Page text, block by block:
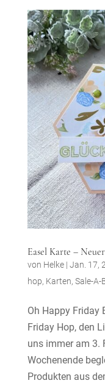
Easel Karte –
von Helke| Jan. 17,
hop, Karten, Sale-A-
Oh Happy Friday
Friday Hop, den
uns immer am 3.
Wochenende
Produkten aus